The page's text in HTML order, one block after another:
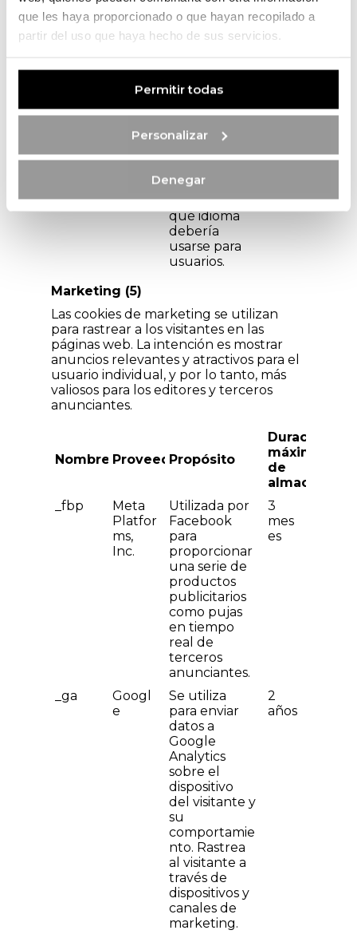
que les haya proporcionado o que hayan recopilado a
partir del uso que haya hecho de sus servicios.
Permitir todas
Personalizar
Denegar
NombreProveedorPropósito
Duración
máxima
de
curren
uintad
acarlot
código de
país que se
según la
dirección IP
Utilizada para
determinar
qué idioma
debería
usarse para
usuarios.
Marketing (5)
Las cookies de marketing se utilizan
para rastrear a los visitantes en las
páginas web. La intención es mostrar
anuncios relevantes y atractivos para el
usuario individual, y por lo tanto, más
valiosos para los editores y terceros
anunciantes.
Nombre ProveedorPropósito
Duración
máxima
de
_fbp
Meta
Platfor
ms,
Inc.
Utilizada por
Facebook
para
proporcionar
una serie de
productos
publicitarios
como pujas
en tiempo
real de
terceros
anunciantes.
3
mes
es
_ga
Googl
e
Se utiliza
para enviar
datos a
Google
Analytics
sobre el
dispositivo
del visitante y
su
comportamie
nto. Rastrea
al visitante a
través de
dispositivos y
canales de
marketing.
2
años